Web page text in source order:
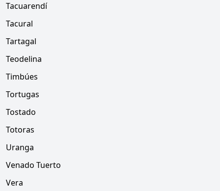
Tacuarendí
Tacural
Tartagal
Teodelina
Timbúes
Tortugas
Tostado
Totoras
Uranga
Venado Tuerto
Vera